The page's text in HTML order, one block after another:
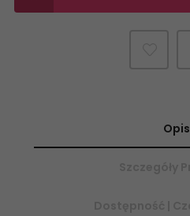
Opis